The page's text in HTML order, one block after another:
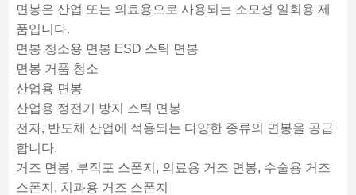
면봉은 산업 또는 의료용으로 사용되는 소모성 일회용 제
품입니다.
면봉 청소용 면봉 ESD 스틱 면봉
면봉 거품 청소
산업용 면봉
산업용 정전기 방지 스틱 면봉
전자, 반도체 산업에 적용되는 다양한 종류의 면봉을 공급
합니다.
거즈 면봉, 부직포 스폰지, 의료용 거즈 면봉, 수술용 거즈
스폰지, 치과용 거즈 스폰지